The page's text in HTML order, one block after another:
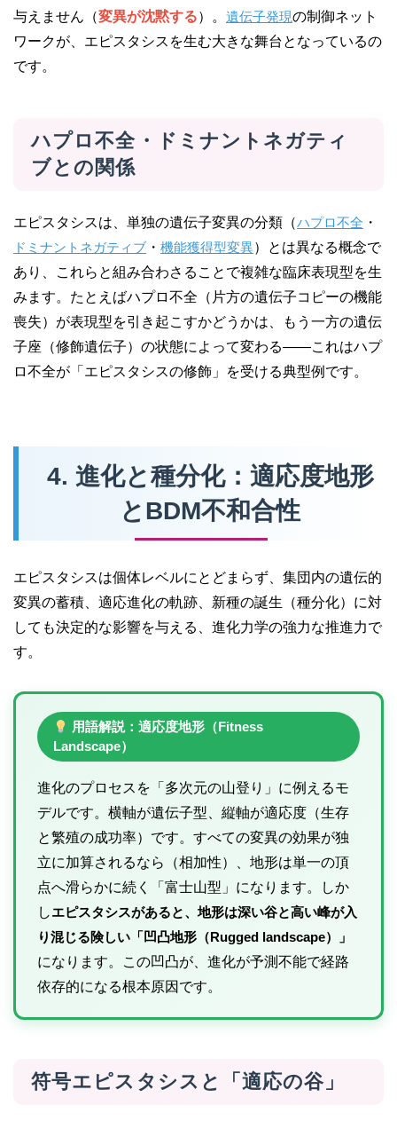
与えません（変異が沈黙する）。 遺伝子発現の制御ネット
ワークが、エピスタシスを生む大きな舞台となっているの
です。
ハプロ不全・ドミナントネガティ
ブとの関係
エピスタシスは、単独の遺伝子変異の分類（ハプロ不全 ・
ドミナントネガティブ ・ 機能獲得型変異）とは異なる概念で
あり、これらと組み合わさることで複雑な臨床表現型を生
みます。たとえばハプロ不全（片方の遺伝子コピーの機能
喪失）が表現型を引き起こすかどうかは、もう一方の遺伝
子座（修飾遺伝子）の状態によって変わる——これはハプ
ロ不全が「エピスタシスの修飾」を受ける典型例です。
4. 進化と種分化：適応度地形
とBDM不和合性
エピスタシスは個体レベルにとどまらず、集団内の遺伝的
変異の蓄積、適応進化の軌跡、新種の誕生（種分化）に対
しても決定的な影響を与える、進化力学の強力な推進力で
す。
用語解説：適応度地形（Fitness
Landscape）
進化のプロセスを「多次元の山登り」に例えるモ
デルです。横軸が遺伝子型、縦軸が適応度（生存
と繁殖の成功率）です。すべての変異の効果が独
立に加算されるなら（相加性）、地形は単一の頂
点へ滑らかに続く「富士山型」になります。しか
しエピスタシスがあると、地形は深い谷と高い峰が入
り混じる険しい「凹凸地形（Rugged landscape）」
になります。この凹凸が、進化が予測不能で経路
依存的になる根本原因です。
符号エピスタシスと「適応の谷」